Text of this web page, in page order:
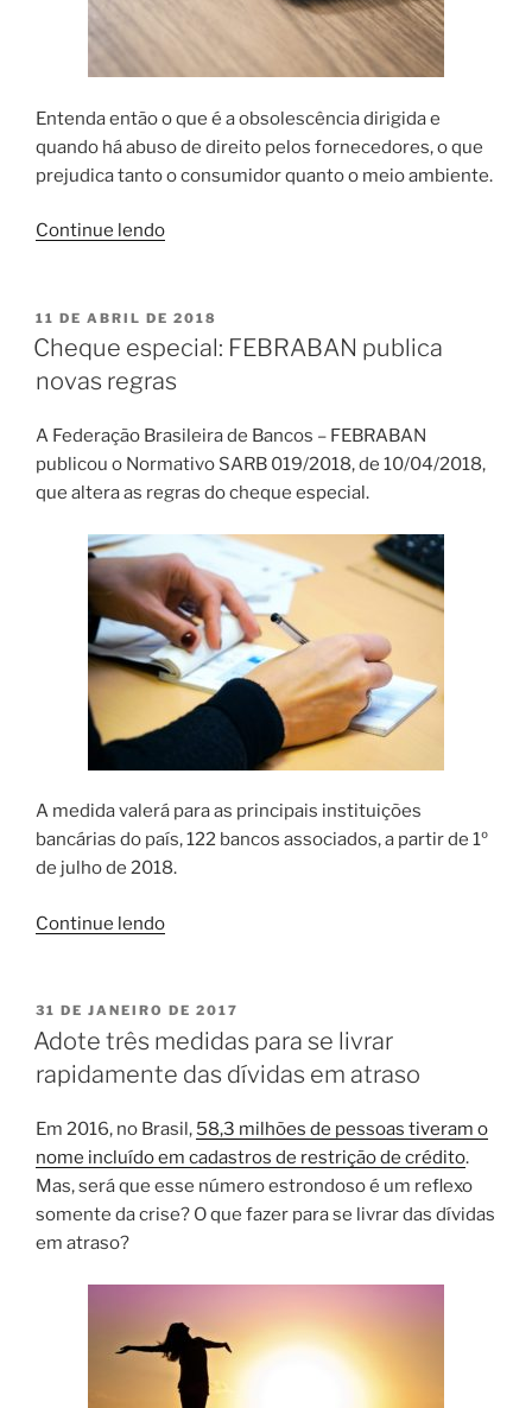
Entenda então o que é a obsolescência dirigida e
quando há abuso de direito pelos fornecedores, o que
prejudica tanto o consumidor quanto o meio ambiente.
Continue lendo“Obsolescência
prática
abusiva
contra
PUBLICADO
EM
11 DE ABRIL DE 2018
Cheque especial: FEBRABAN publica
novas regras
A Federação Brasileira de Bancos – FEBRABAN
publicou o Normativo SARB 019/2018, de 10/04/2018,
que altera as regras do cheque especial.
A medida valerá para as principais instituições
bancárias do país, 122 bancos associados, a partir de 1º
de julho de 2018.
Continue lendo“Cheque
publica
novas
regras”
PUBLICADO
EM
31 DE JANEIRO DE 2017
Adote três medidas para se livrar
rapidamente das dívidas em atraso
Em 2016, no Brasil, 58,3 milhões de pessoas tiveram o
nome incluído em cadastros de restrição de crédito.
Mas, será que esse número estrondoso é um reflexo
somente da crise? O que fazer para se livrar das dívidas
em atraso?